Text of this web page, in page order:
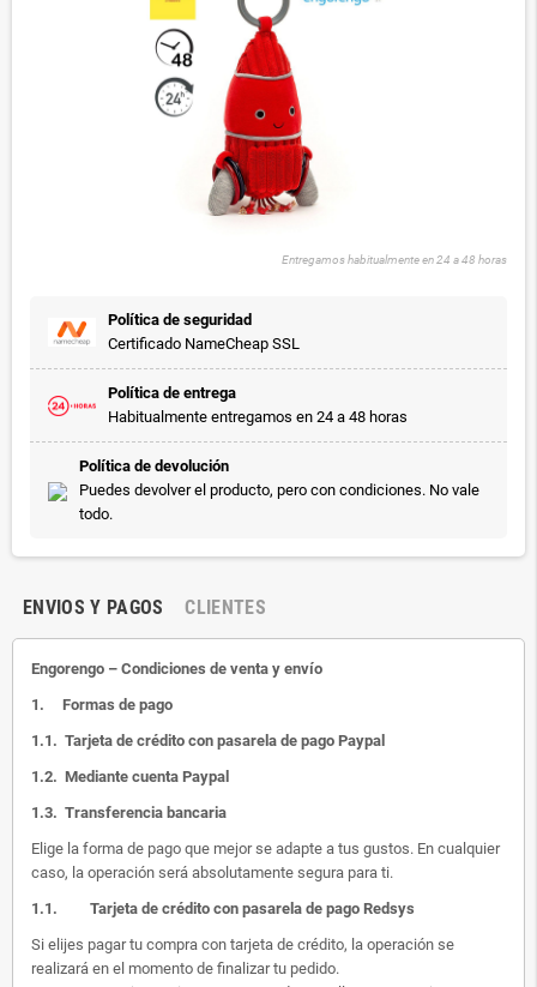
Entregamos habitualmente en 24 a 48 horas
Política de seguridad
Certificado NameCheap SSL
Política de entrega
Habitualmente entregamos en 24 a 48 horas
Política de devolución
Puedes devolver el producto, pero con condiciones. No vale
todo.
ENVIOS Y PAGOS CLIENTES
Engorengo – Condiciones de venta y envío
1. Formas de pago
1.1. Tarjeta de crédito con pasarela de pago Paypal
1.2. Mediante cuenta Paypal
1.3. Transferencia bancaria
Elige la forma de pago que mejor se adapte a tus gustos. En cualquier
caso, la operación será absolutamente segura para ti.
1.1. Tarjeta de crédito con pasarela de pago Redsys
Si elijes pagar tu compra con tarjeta de crédito, la operación se
realizará en el momento de finalizar tu pedido.